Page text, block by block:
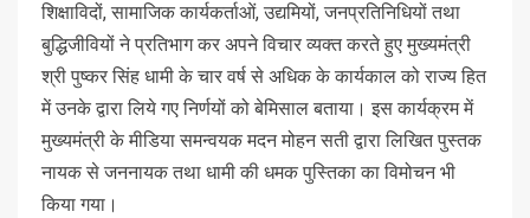
शिक्षाविदों, सामाजिक कार्यकर्ताओं, उद्यमियों, जनप्रतिनिधियों तथा
बुद्धिजीवियों ने प्रतिभाग कर अपने विचार व्यक्त करते हुए मुख्यमंत्री
श्री पुष्कर सिंह धामी के चार वर्ष से अधिक के कार्यकाल को राज्य हित
में उनके द्वारा लिये गए निर्णयों को बेमिसाल बताया। इस कार्यक्रम में
मुख्यमंत्री के मीडिया समन्वयक मदन मोहन सती द्वारा लिखित पुस्तक
नायक से जननायक तथा धामी की धमक पुस्तिका का विमोचन भी
किया गया।